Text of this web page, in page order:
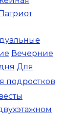
Вечерние
Для
подростков